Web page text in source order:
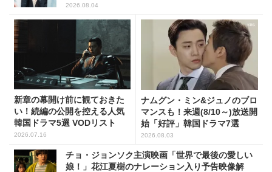
2026.08.04
新章の幕開け前に観ておきた
い！続編の公開を控える人気
韓国ドラマ5選 VODリスト
2026.07.16
ナムグン・ミン&ジュノのブロ
マンスも！来週(8/10～)放送開
始「好評」韓国ドラマ7選
2026.08.03
チョ・ジョンソク主演映画「世界で最後の愛しい
娘！」花江夏樹のナレーション入り予告映像解